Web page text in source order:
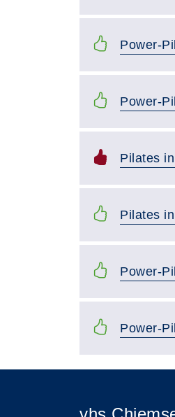
Power-
Power-
Pilates
Pilates
Power-
Power-